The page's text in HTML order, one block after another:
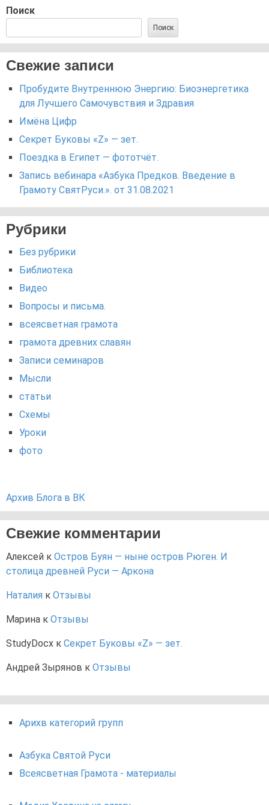
Поиск
Поиск
Свежие записи
Пробудите Внутреннюю Энергию: Биоэнергетика
для Лучшего Самочувствия и Здравия
Имёна Цифр
Секрет Буковы «Z» — зет.
Поездка в Египет — фототчёт.
Запись вебинара «Азбука Предков. Введение в
Грамоту СвятРуси.». от 31.08.2021
Рубрики
Без рубрики
Библиотека
Видео
Вопросы и письма.
всеясветная грамота
грамота древних славян
Записи семинаров
Мысли
статьи
Схемы
Уроки
фото
Архив Блога в ВК
Свежие комментарии
Алексей к Остров Буян — ныне остров Рюген. И
столица древней Руси — Аркона
Наталия к Отзывы
Марина к Отзывы
StudyDocx к Секрет Буковы «Z» — зет.
Андрей Зырянов к Отзывы
Арихв категорий групп
Азбука Святой Руси
Всеясветная Грамота - материалы